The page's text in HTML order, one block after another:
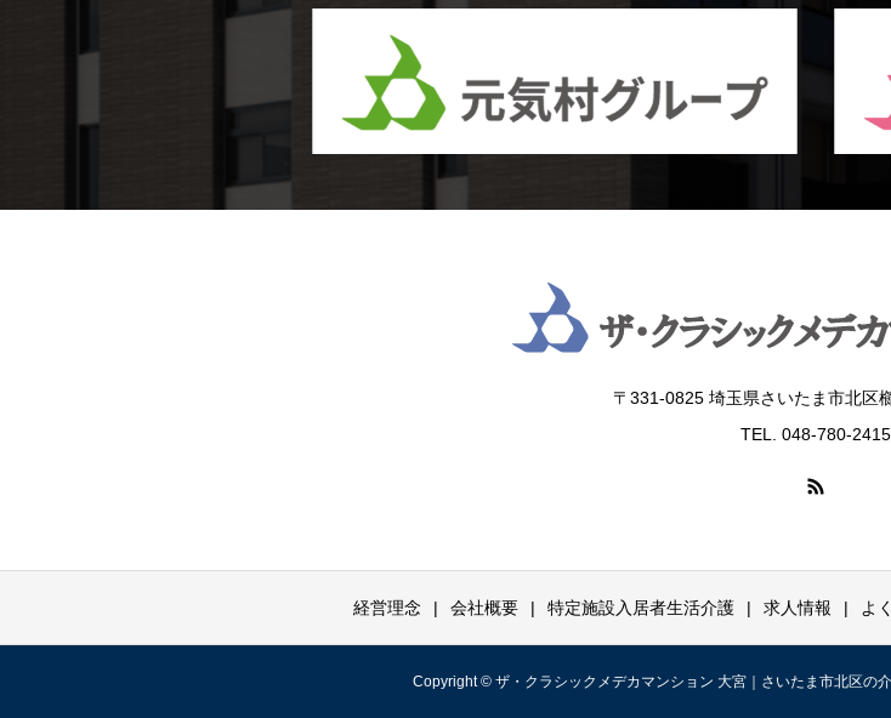
〒331-0825 埼玉県さいたま市北区
TEL. 048-780-2415
経営理念 会社概要 特定施設入居者生活介護 求人情報 よ
Copyright © ザ・クラシックメデカマンション 大宮｜さいたま市北区の